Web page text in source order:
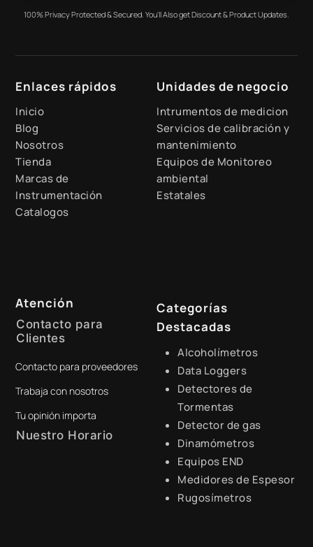
100% Privacy Protected & Secured. You'll Also get Discount & Product Updates.
Enlaces rápidos
Inicio
Blog
Nosotros
Tienda
Marcas de
Instrumentación
Catalogos
Unidades de negocio
Intrumentos de medicion
Servicios de calibración y
mantenimiento
Equipos de Monitoreo
ambiental
Estatales
Atención
Contacto para
Clientes
+51 941 525 454
digital@zamtsu.com
Contacto para proveedores
Trabaja con nosotros
Tu opinión importa
Nuestro Horario
Categorías
Destacadas
Alcoholímetros
Data Loggers
Detectores de
Tormentas
Detector de gas
Dinamómetros
Equipos END
Medidores de Espesor
Rugosímetros